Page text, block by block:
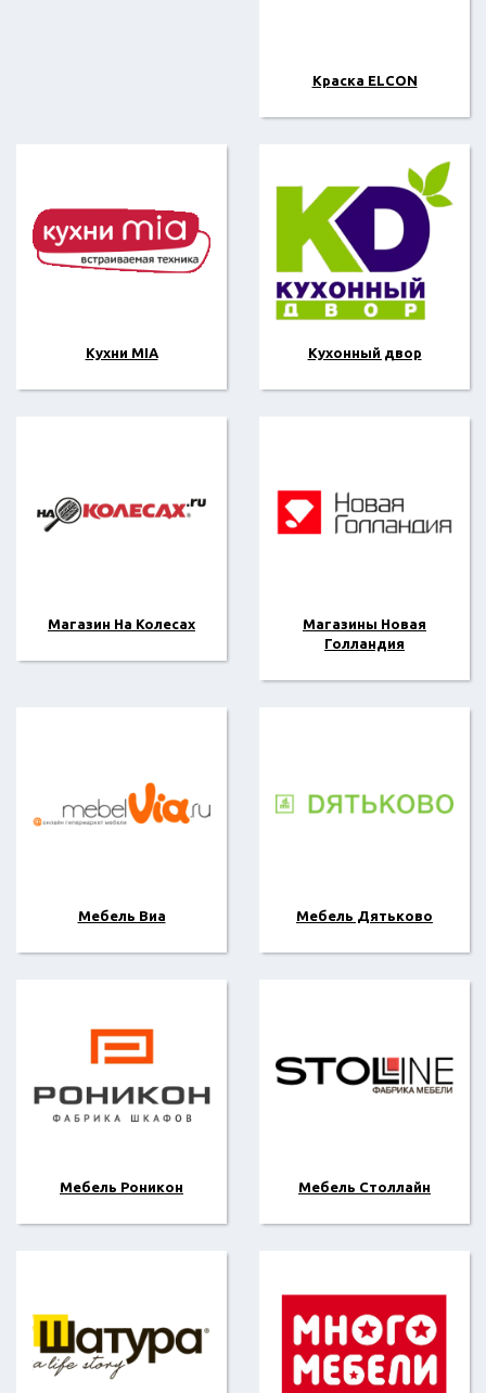
Краска ELCON
Кухни MIA Кухонный двор
Магазин На Колесах
Магазины Новая
Голландия
Мебель Виа Мебель Дятьково
Мебель Роникон Мебель Столлайн